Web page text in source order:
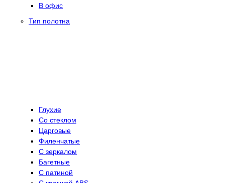
В офис
Тип полотна
Глухие
Со стеклом
Царговые
Филенчатые
С зеркалом
Багетные
С патиной